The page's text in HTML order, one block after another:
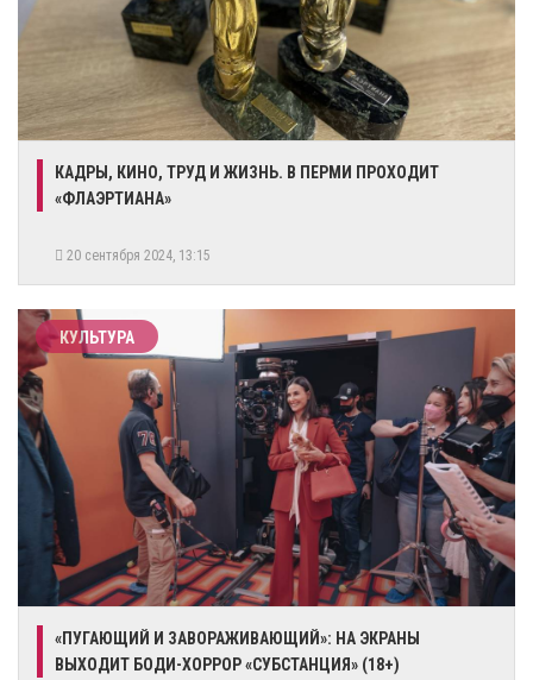
КАДРЫ, КИНО, ТРУД И ЖИЗНЬ. В ПЕРМИ ПРОХОДИТ
«ФЛАЭРТИАНА»
20 сентября 2024, 13:15
КУЛЬТУРА
«ПУГАЮЩИЙ И ЗАВОРАЖИВАЮЩИЙ»: НА ЭКРАНЫ
ВЫХОДИТ БОДИ-ХОРРОР «СУБСТАНЦИЯ» (18+)